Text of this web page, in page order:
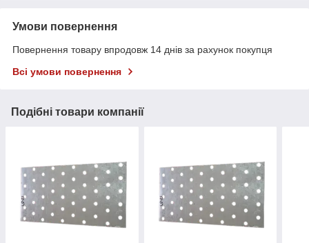
Умови повернення
Повернення товару впродовж 14 днів за рахунок покупця
Всі умови повернення
Подібні товари компанії